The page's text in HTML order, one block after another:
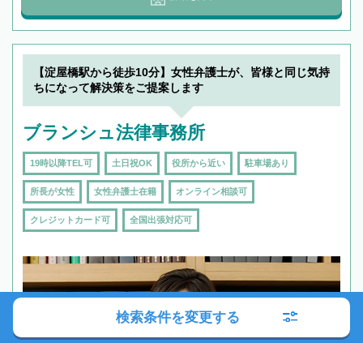
【淀屋橋駅から徒歩10分】女性弁護士が、皆様と同じ気持
ちになって解決策をご提案します
ブランシュ法律事務所
19時以降TEL可 土日祝OK 役所から近い 駐車場あり
所長が女性 女性弁護士在籍 オンライン相談可
クレジットカード可 全国出張対応可
検索条件を変更する